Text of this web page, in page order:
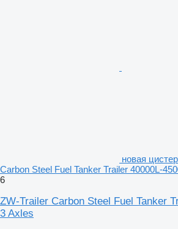
новая
Carbon Steel Fuel Tanker Trailer 40000L-
6
ZW-Trailer Carbon Steel Fuel Tanker
3 Axles